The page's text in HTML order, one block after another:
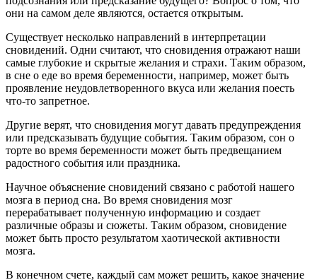
они на самом деле являются, остается открытым.
Существует несколько направлений в интерпретации
сновидений. Одни считают, что сновидения отражают наши
самые глубокие и скрытые желания и страхи. Таким образом,
в сне о еде во время беременности, например, может быть
проявление неудовлетворенного вкуса или желания поесть
что-то запретное.
Другие верят, что сновидения могут давать предупреждения
или предсказывать будущие события. Таким образом, сон о
торте во время беременности может быть предвещанием
радостного события или праздника.
Научное объяснение сновидений связано с работой нашего
мозга в период сна. Во время сновидения мозг
перерабатывает полученную информацию и создает
различные образы и сюжеты. Таким образом, сновидение
может быть просто результатом хаотической активности
мозга.
В конечном счете, каждый сам может решить, какое значение